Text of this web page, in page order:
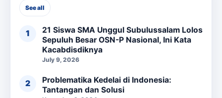
See all
21 Siswa SMA Unggul Subulussalam Lolos
Sepuluh Besar OSN-P Nasional, Ini Kata
Kacabdisdiknya
July 9, 2026
Problematika Kedelai di Indonesia:
Tantangan dan Solusi